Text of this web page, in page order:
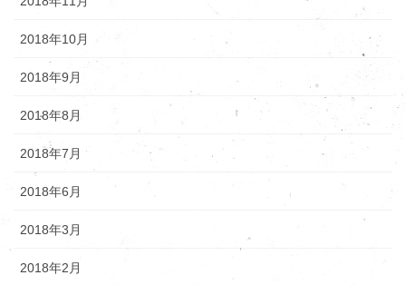
2018年10月
2018年9月
2018年8月
2018年7月
2018年6月
2018年3月
2018年2月